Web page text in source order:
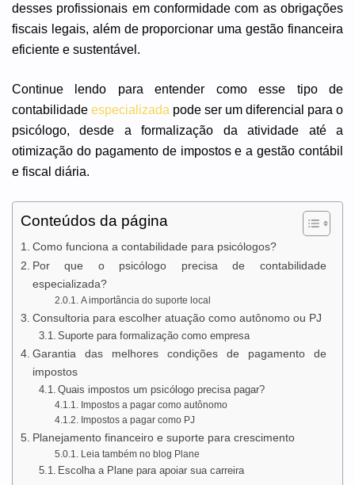
desses profissionais em conformidade com as obrigações
fiscais legais, além de proporcionar uma gestão financeira
eficiente e sustentável.
Continue lendo para entender como esse tipo de
contabilidade especializada pode ser um diferencial para o
psicólogo, desde a formalização da atividade até a
otimização do pagamento de impostos e a gestão contábil
e fiscal diária.
Conteúdos da página
Como funciona a contabilidade para psicólogos?
Por que o psicólogo precisa de contabilidade
especializada?
A importância do suporte local
Consultoria para escolher atuação como autônomo ou PJ
Suporte para formalização como empresa
Garantia das melhores condições de pagamento de
impostos
Quais impostos um psicólogo precisa pagar?
Impostos a pagar como autônomo
Impostos a pagar como PJ
Planejamento financeiro e suporte para crescimento
Leia também no blog Plane
Escolha a Plane para apoiar sua carreira